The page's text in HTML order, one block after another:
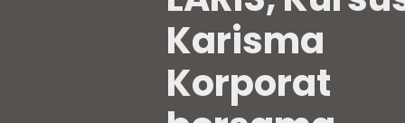
Karisma
Korporat